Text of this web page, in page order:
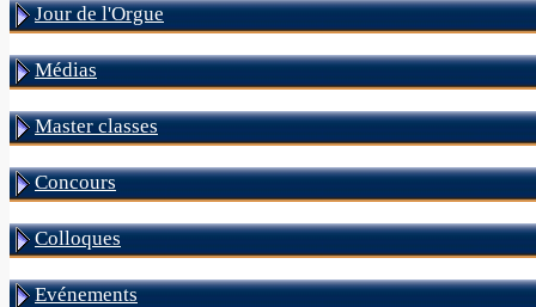
Jour de l'Orgue
Médias
Master classes
Concours
Colloques
Evénements